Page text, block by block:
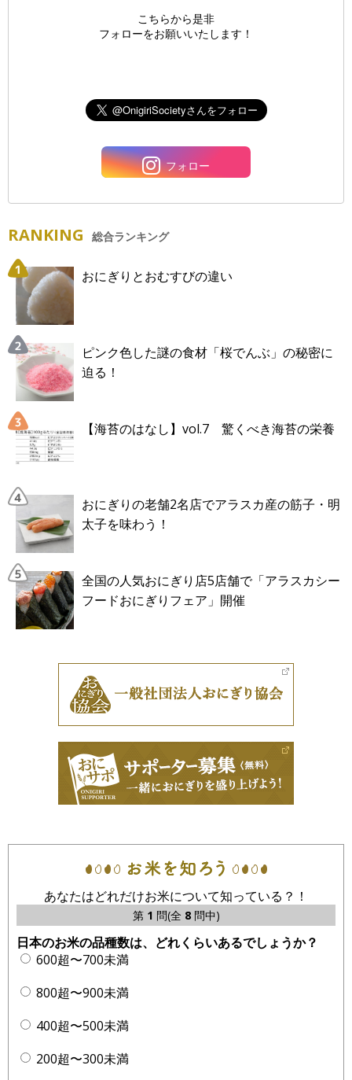
こちらから是非
フォローをお願いいたします！
フォロー
RANKING 総合ランキング
おにぎりとおむすびの違い
ピンク色した謎の食材「桜でんぶ」の秘密に
迫る！
【海苔のはなし】vol.7 驚くべき海苔の栄養
おにぎりの老舗2名店でアラスカ産の筋子・明
太子を味わう！
全国の人気おにぎり店5店舗で「アラスカシー
フードおにぎりフェア」開催
あなたはどれだけお米について知っている？！
第 1 問(全 8問中)
日本のお米の品種数は、どれくらいあるでしょうか？
600超〜700未満
800超〜900未満
400超〜500未満
200超〜300未満